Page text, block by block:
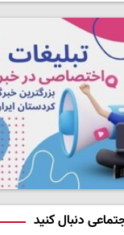
دنبال کنید